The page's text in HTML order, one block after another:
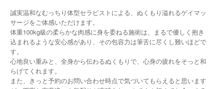
誠実温和なむっちり体型セラピストによる、ぬくもり溢れるゲイマッ
サージをご体感いただけます。
体重100kg級の柔らかな肉感に身を委ねる施術は、まるで優しく抱き
込まれるような安心感があり、その包容力は筆舌に尽くし難いほどで
す。
心地良い重みと、全身から伝わるぬくもりで、心身の疲れをそっと和
らげてくれます。
また、きっと予約のお問い合わせ時点で気づいてもらえると思います